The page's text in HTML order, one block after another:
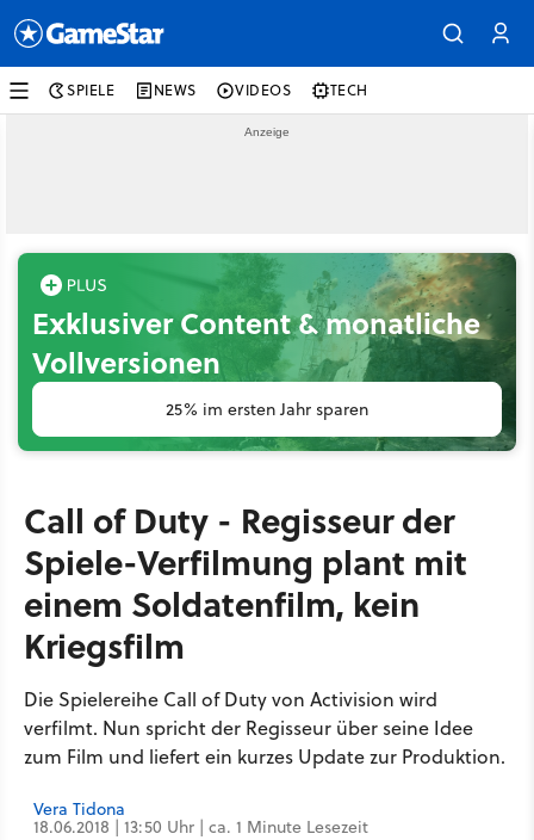
SPIELE NEWS VIDEOS TECH
Exklusiver Content & monatliche
Vollversionen
25% im ersten Jahr sparen
Call of Duty - Regisseur der
Spiele-Verfilmung plant mit
einem Soldatenfilm, kein
Kriegsfilm
Die Spielereihe Call of Duty von Activision wird
verfilmt. Nun spricht der Regisseur über seine Idee
zum Film und liefert ein kurzes Update zur Produktion.
Vera Tidona
18.06.2018 | 13:50 Uhr | ca. 1 Minute Lesezeit